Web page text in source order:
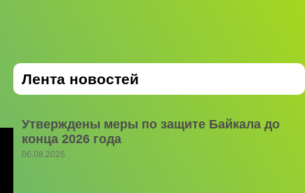
Лента новостей
Утверждены меры по защите Байкала до
конца 2026 года
06.08.2026